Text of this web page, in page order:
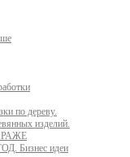
по дереву.
изделий.
Бизнес идеи